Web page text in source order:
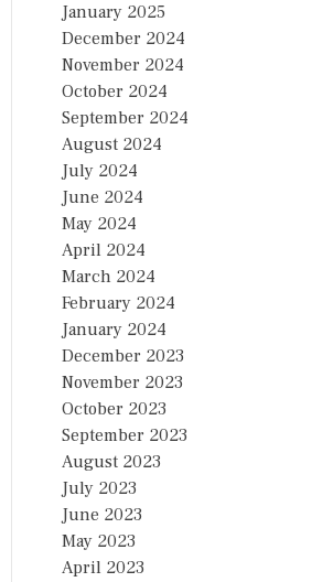
January 2025
December 2024
November 2024
October 2024
September 2024
August 2024
July 2024
June 2024
May 2024
April 2024
March 2024
February 2024
January 2024
December 2023
November 2023
October 2023
September 2023
August 2023
July 2023
June 2023
May 2023
April 2023